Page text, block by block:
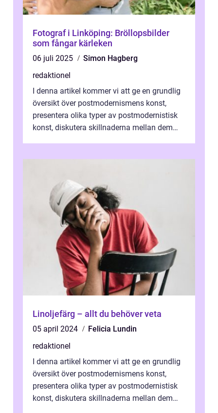
Fotograf i Linköping: Bröllopsbilder
som fångar kärleken
06 juli 2025
Simon Hagberg
redaktionel
I denna artikel kommer vi att ge en grundlig
översikt över postmodernismens konst,
presentera olika typer av postmodernistisk
konst, diskutera skillnaderna mellan dem
Linoljefärg – allt du behöver veta
05 april 2024
Felicia Lundin
redaktionel
I denna artikel kommer vi att ge en grundlig
översikt över postmodernismens konst,
presentera olika typer av postmodernistisk
konst, diskutera skillnaderna mellan dem